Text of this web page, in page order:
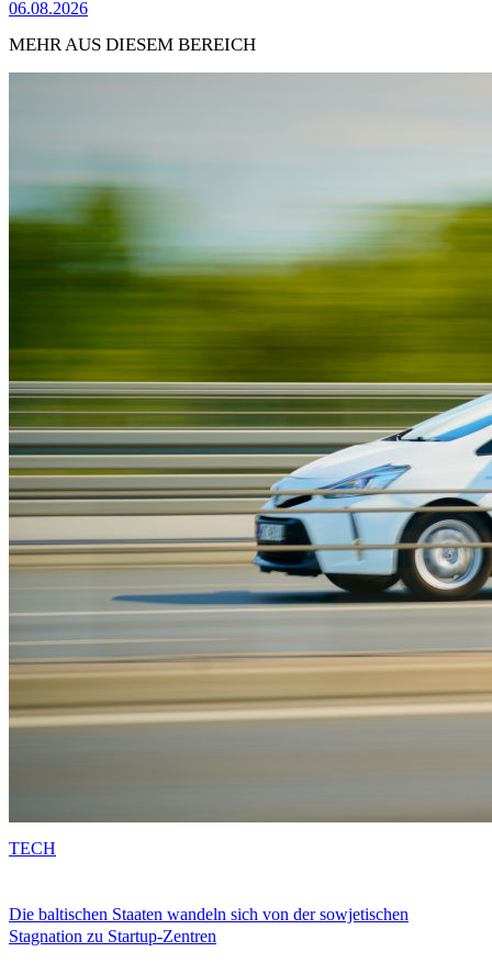
06.08.2026
MEHR AUS DIESEM BEREICH
Die baltischen Staaten wandeln sich von der sowjetischen
Stagnation zu Startup-Zentren
TECH